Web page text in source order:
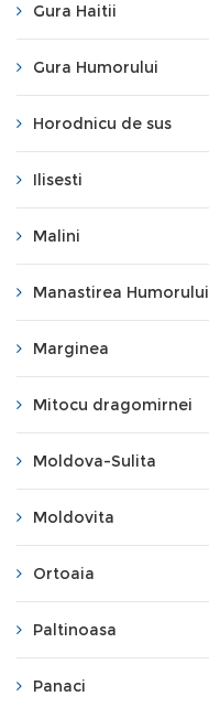
Gura Haitii
Gura Humorului
Horodnicu de sus
Ilisesti
Malini
Manastirea Humorului
Marginea
Mitocu dragomirnei
Moldova-Sulita
Moldovita
Ortoaia
Paltinoasa
Panaci